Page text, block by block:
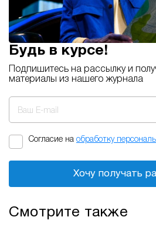
Будь в курсе!
Подпишитесь на рассылку и
материалы из нашего журнала
Ваш E-mail
Согласие на обработку
Хочу получать
Смотрите также